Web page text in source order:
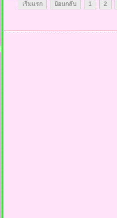
เริ่มแรก ย้อนกลับ 1 2